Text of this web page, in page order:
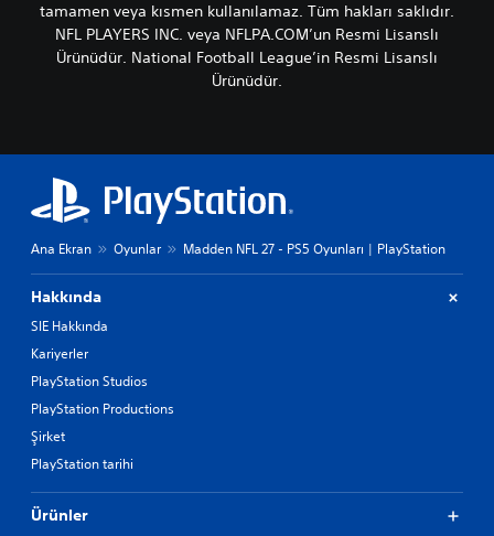
tamamen veya kısmen kullanılamaz. Tüm hakları saklıdır.
NFL PLAYERS INC. veya NFLPA.COM’un Resmi Lisanslı
Ürünüdür. National Football League’in Resmi Lisanslı
Ürünüdür.
Ana Ekran Oyunlar Madden NFL 27 - PS5 Oyunları | PlayStation
Hakkında
SIE Hakkında
Kariyerler
PlayStation Studios
PlayStation Productions
Şirket
PlayStation tarihi
Ürünler